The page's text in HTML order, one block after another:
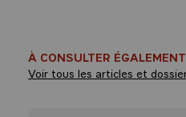
À CONSULTER ÉGALEMENT
Voir tous les articles et